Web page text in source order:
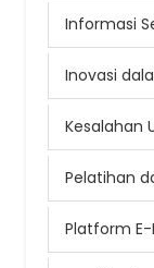
Informasi
Inovasi
Kesalahan
Pelatihan
Platform